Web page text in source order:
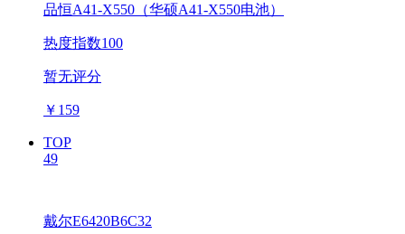
品恒A41-X550（华硕A41-X550电池）
热度指数100
暂无评分
￥ 159
TOP
49
戴尔E6420B6C32